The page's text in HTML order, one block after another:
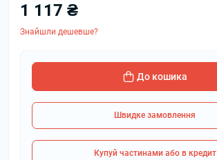
1 117 ₴
Знайшли дешевше?
До кошика
Швидке замовлення
Купуй частинами або в кредит